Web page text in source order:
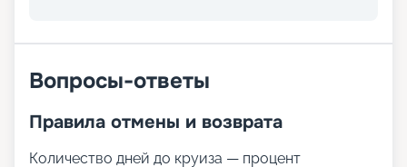
Вопросы-ответы
Правила отмены и возврата
Количество дней до круиза — процент